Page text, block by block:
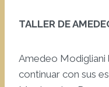
TALLER DE
Amedeo Modigliani
continuar con sus